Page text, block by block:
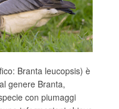
Branta leucopsis) è
genere Branta,
con piumaggi